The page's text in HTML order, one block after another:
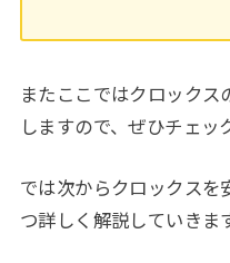
またここではクロック
しますので、ぜひチェ
では次からクロックスを
つ詳しく解説していきま